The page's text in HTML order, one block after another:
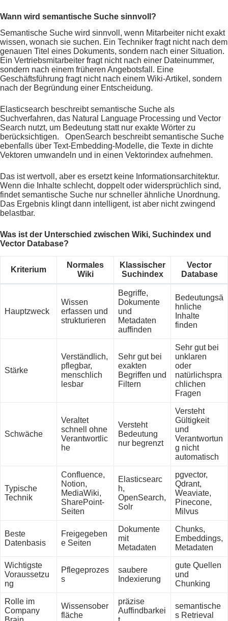
Wann wird semantische Suche sinnvoll?
Semantische Suche wird sinnvoll, wenn Mitarbeiter nicht exakt
wissen, wonach sie suchen. Ein Techniker fragt nicht nach dem
genauen Titel eines Dokuments, sondern nach einer Situation.
Ein Vertriebsmitarbeiter fragt nicht nach einer Dateinummer,
sondern nach einem früheren Angebotsfall. Eine
Geschäftsführung fragt nicht nach einem Wiki-Artikel, sondern
nach der Begründung einer Entscheidung.
Elasticsearch beschreibt semantische Suche als
Suchverfahren, das Natural Language Processing und Vector
Search nutzt, um Bedeutung statt nur exakte Wörter zu
berücksichtigen. OpenSearch beschreibt semantische Suche
ebenfalls über Text-Embedding-Modelle, die Texte in dichte
Vektoren umwandeln und in einen Vektorindex aufnehmen.
Das ist wertvoll, aber es ersetzt keine Informationsarchitektur.
Wenn die Inhalte schlecht, doppelt oder widersprüchlich sind,
findet semantische Suche nur schneller ähnliche Unordnung.
Das Ergebnis klingt dann intelligent, ist aber nicht zwingend
belastbar.
Was ist der Unterschied zwischen Wiki, Suchindex und
Vector Database?
Kriterium
Normales
Wiki
Klassischer
Suchindex
Vector
Database
Hauptzweck
Wissen
erfassen und
strukturieren
Begriffe,
Dokumente
und
Metadaten
auffinden
Bedeutungsä
hnliche
Inhalte
finden
Stärke
Verständlich,
pflegbar,
menschlich
lesbar
Sehr gut bei
exakten
Begriffen und
Filtern
Sehr gut bei
unklaren
oder
natürlichspra
chlichen
Fragen
Schwäche
Veraltet
schnell ohne
Verantwortlic
he
Versteht
Bedeutung
nur begrenzt
Versteht
Gültigkeit
und
Verantwortun
g nicht
automatisch
Typische
Technik
Confluence,
Notion,
MediaWiki,
SharePoint-
Seiten
Elasticsearc
h,
OpenSearch,
Solr
pgvector,
Qdrant,
Weaviate,
Pinecone,
Milvus
Beste
Datenbasis
Freigegeben
e Seiten
Dokumente
mit
Metadaten
Chunks,
Embeddings,
Metadaten
Wichtigste
Voraussetzu
ng
Pflegeprozes
s
saubere
Indexierung
gute Quellen
und
Chunking
Rolle im
Company
Wissensober
fläche
präzise
Auffindbarkei
semantische
s Retrieval